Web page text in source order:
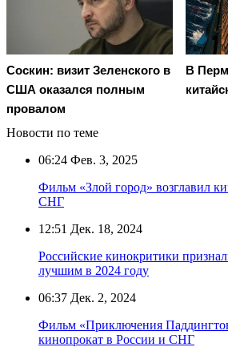
Соскин: визит Зеленского в
США оказался полным
провалом
В
Новости по теме
06:24 Фев. 3, 2025
Фильм «Злой город» возглавил
СНГ
12:51 Дек. 18, 2024
Российские кинокритики
лучшим в 2024 году
06:37 Дек. 2, 2024
Фильм «Приключения
кинопрокат в России и СНГ